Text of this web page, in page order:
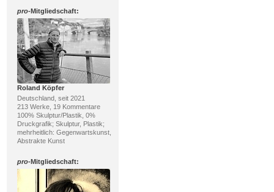
pro-Mitgliedschaft:
Roland Köpfer
Deutschland, seit 2021
213 Werke, 19 Kommentare
100% Skulptur/Plastik, 0%
Druckgrafik; Skulptur, Plastik;
mehrheitlich: Gegenwartskunst,
Abstrakte Kunst
pro-Mitgliedschaft: